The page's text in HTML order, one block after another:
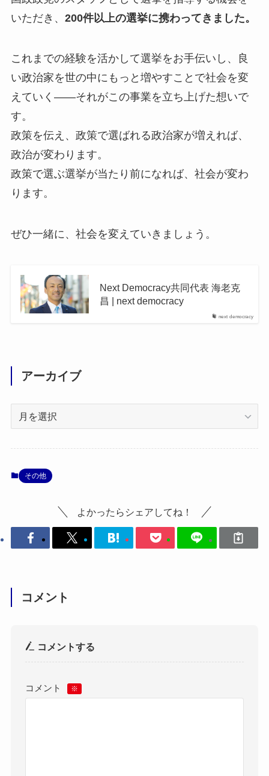
いただき、 200件以上の選挙に携わってきました。
これまでの経験を活かして選挙をお手伝いし、良
い政治家を世の中にもっと増やすことで社会を変
えていく——それがこの事業を立ち上げた想いで
す。
政策を伝え、政策で選ばれる政治家が増えれば、
政治が変わります。
政策で選ぶ選挙が当たり前になれば、社会が変わ
ります。
ぜひ一緒に、社会を変えていきましょう。
next democracy
Next Democracy共同代表 海老克
昌 | next democracy
アーカイブ
ブ
その他
よかったらシェアしてね！
コメント
コメントする
コメント ※